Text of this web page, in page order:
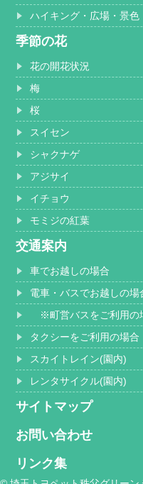
ハイキング・広場・景色
季節の花
花の開花状況
梅
桜
スイセン
シャクナゲ
アジサイ
イチョウ
モミジの紅葉
交通案内
車でお越しの場合
電車・バスでお越しの場
※町営バスをご利用の
タクシーをご利用の場合
スカイトレイン(園内)
レンタサイクル(園内)
サイトマップ
お問い合わせ
リンク集